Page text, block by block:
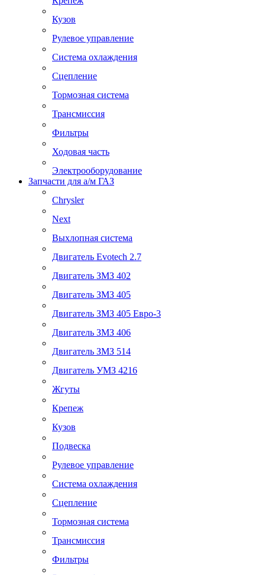
Кузов
Рулевое управление
Система охлаждения
Сцепление
Тормозная система
Трансмиссия
Фильтры
Ходовая часть
Электрооборудование
Запчасти для а/м ГАЗ
Chrysler
Next
Выхлопная система
Двигатель Evotech 2.7
Двигатель ЗМЗ 402
Двигатель ЗМЗ 405
Двигатель ЗМЗ 405 Евро-3
Двигатель ЗМЗ 406
Двигатель ЗМЗ 514
Двигатель УМЗ 4216
Жгуты
Крепеж
Кузов
Подвеска
Рулевое управление
Система охлаждения
Сцепление
Тормозная система
Трансмиссия
Фильтры